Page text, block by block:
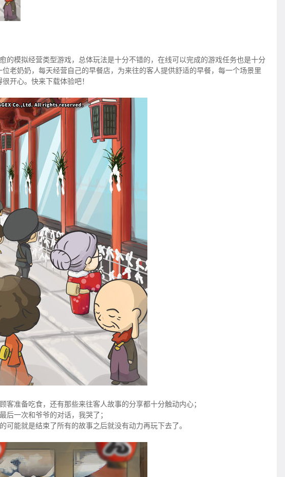
的模拟经营类型游戏，总体玩法是十分不错的，在线可以完成的游戏任务也是十分
老奶奶，每天经营自己的早餐店，为来往的客人提供舒适的早餐，每一个场景里
开心。快来下载体验吧！
客准备吃食，还有那些来往客人故事的分享都十分触动内心；
后一次和爷爷的对话，我哭了；
可能就是结束了所有的故事之后就没有动力再玩下去了。